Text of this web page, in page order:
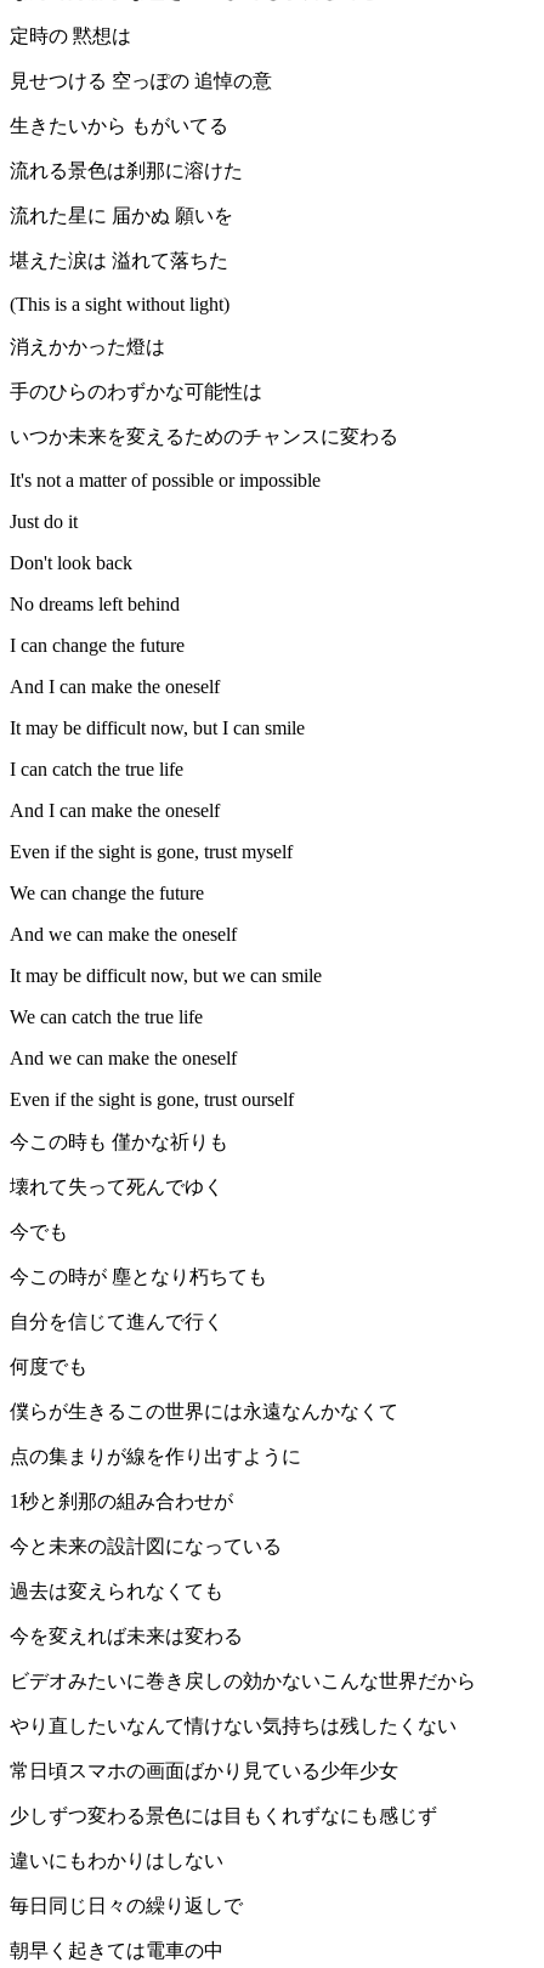
定時の 黙想は
見せつける 空っぽの 追悼の意
生きたいから もがいてる
流れる景色は刹那に溶けた
流れた星に 届かぬ 願いを
堪えた涙は 溢れて落ちた
(This is a sight without light)
消えかかった燈は
手のひらのわずかな可能性は
いつか未来を変えるためのチャンスに変わる
It's not a matter of possible or impossible
Just do it
Don't look back
No dreams left behind
I can change the future
And I can make the oneself
It may be difficult now, but I can smile
I can catch the true life
And I can make the oneself
Even if the sight is gone, trust myself
We can change the future
And we can make the oneself
It may be difficult now, but we can smile
We can catch the true life
And we can make the oneself
Even if the sight is gone, trust ourself
今この時も 僅かな祈りも
壊れて失って死んでゆく
今でも
今この時が 塵となり朽ちても
自分を信じて進んで行く
何度でも
僕らが生きるこの世界には永遠なんかなくて
点の集まりが線を作り出すように
1秒と刹那の組み合わせが
今と未来の設計図になっている
過去は変えられなくても
今を変えれば未来は変わる
ビデオみたいに巻き戻しの効かないこんな世界だから
やり直したいなんて情けない気持ちは残したくない
常日頃スマホの画面ばかり見ている少年少女
少しずつ変わる景色には目もくれずなにも感じず
違いにもわかりはしない
毎日同じ日々の繰り返しで
朝早く起きては電車の中